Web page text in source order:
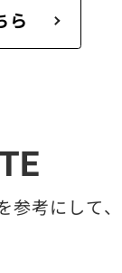
ら
参考にして、